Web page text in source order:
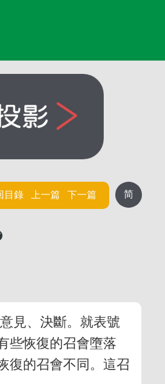
简
目錄 上一篇 下一篇
見、決斷。就表號
些恢復的召會墮落
復的召會不同。這召